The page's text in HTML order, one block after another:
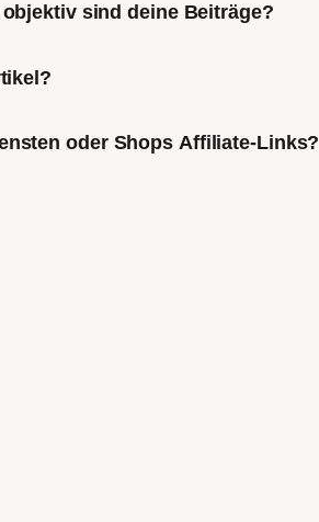
sind deine Beiträge?
oder Shops Affiliate-Links?